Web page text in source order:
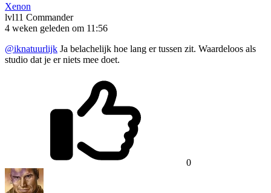
Xenon
lvl11 Commander
4 weken geleden om 11:56
@iknatuurlijk Ja belachelijk hoe lang er tussen zit. Waardeloos als
studio dat je er niets mee doet.
0